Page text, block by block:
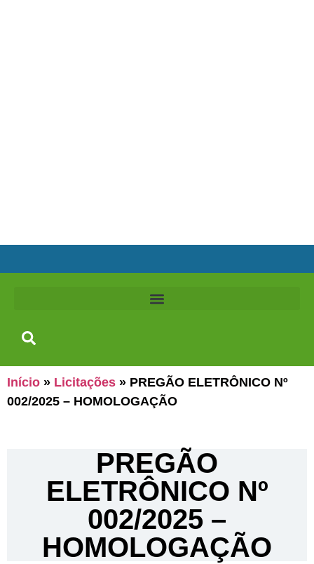
Início » Licitações » PREGÃO ELETRÔNICO Nº
002/2025 – HOMOLOGAÇÃO
PREGÃO
ELETRÔNICO Nº
002/2025 –
HOMOLOGAÇÃO